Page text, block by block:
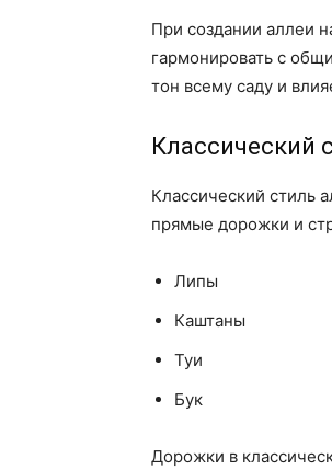
При создании аллеи
гармонировать с
тон всему саду и
Классический
Классический стиль
прямые дорожки и
Липы
Каштаны
Туи
Бук
Дорожки в